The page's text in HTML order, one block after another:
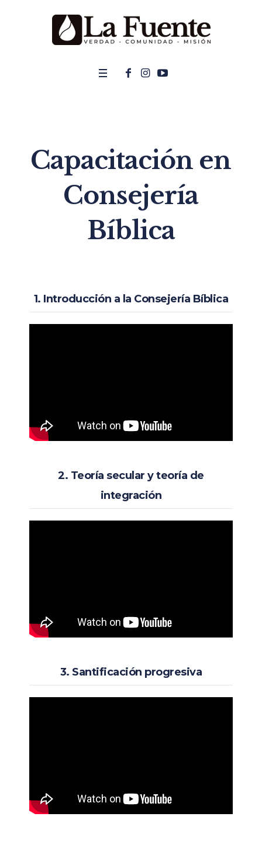
Capacitación en
Consejería
Bíblica
1. Introducción a la Consejería Bíblica
2. Teoría secular y teoría de
integración
3. Santificación progresiva